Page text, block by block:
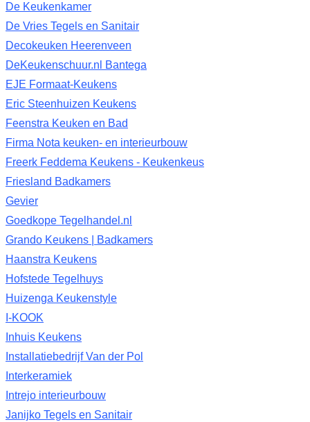
De Keukenkamer
De Vries Tegels en Sanitair
Decokeuken Heerenveen
DeKeukenschuur.nl Bantega
EJE Formaat-Keukens
Eric Steenhuizen Keukens
Feenstra Keuken en Bad
Firma Nota keuken- en interieurbouw
Freerk Feddema Keukens - Keukenkeus
Friesland Badkamers
Gevier
Goedkope Tegelhandel.nl
Grando Keukens | Badkamers
Haanstra Keukens
Hofstede Tegelhuys
Huizenga Keukenstyle
I-KOOK
Inhuis Keukens
Installatiebedrijf Van der Pol
Interkeramiek
Intrejo interieurbouw
Janijko Tegels en Sanitair